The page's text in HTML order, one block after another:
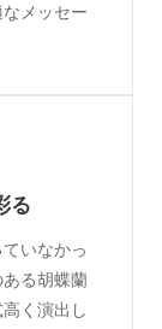
メッセー
る
いなかっ
る胡蝶蘭
く演出し